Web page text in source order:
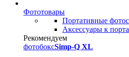
Фототовары
Портативные
Аксессуары к
Рекомендуем
фотобоксSimp-Q XL